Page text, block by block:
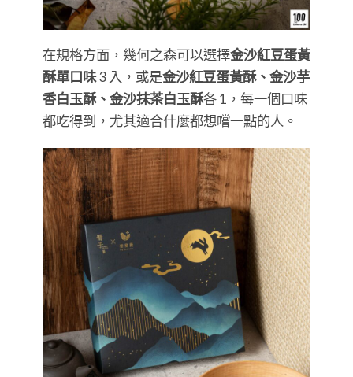
在規格方面，幾何之森可以選擇金沙紅豆蛋黃
酥單口味3 入，或是金沙紅豆蛋黃酥、金沙芋
香白玉酥、金沙抹茶白玉酥各 1，每一個口味
都吃得到，尤其適合什麼都想嚐一點的人。